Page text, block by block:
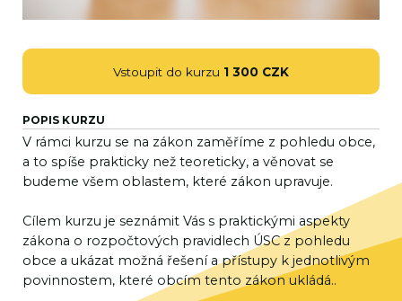
Vstoupit do kurzu 1 300 CZK
POPIS KURZU
V rámci kurzu se na zákon zaměříme z pohledu obce,
a to spíše prakticky než teoreticky, a věnovat se
budeme všem oblastem, které zákon upravuje.
Cílem kurzu je seznámit Vás s praktickými aspekty
zákona o rozpočtových pravidlech ÚSC z pohledu
obce a ukázat možná řešení a přístupy k jednotlivým
povinnostem, které obcím tento zákon ukládá..